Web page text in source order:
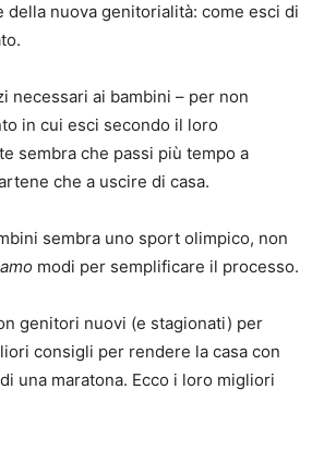
della nuova genitorialità: come esci di
necessari ai bambini – per non
in cui esci secondo il loro
sembra che passi più tempo a
che a uscire di casa.
sembra uno sport olimpico, non
modi per semplificare il processo.
genitori nuovi (e stagionati) per
consigli per rendere la casa con
una maratona. Ecco i loro migliori